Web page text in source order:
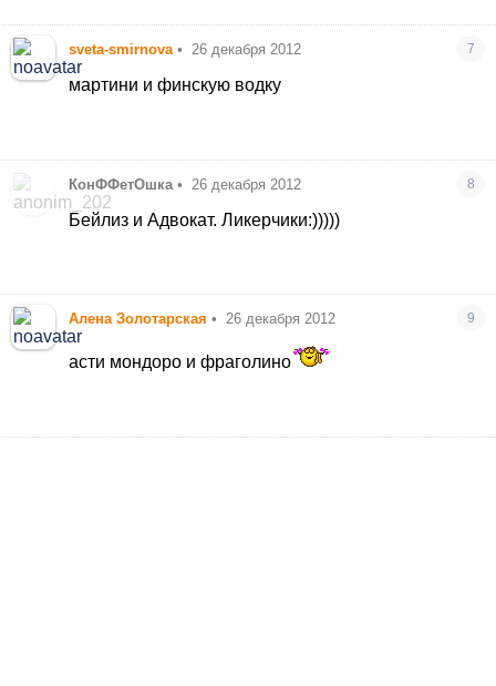
sveta-smirnova • 26 декабря 2012 7
мартини и финскую водку
КонФФетОшка • 26 декабря 2012 8
Бейлиз и Адвокат. Ликерчики:)))))
Алена Золотарская • 26 декабря 2012 9
асти мондоро и фраголино